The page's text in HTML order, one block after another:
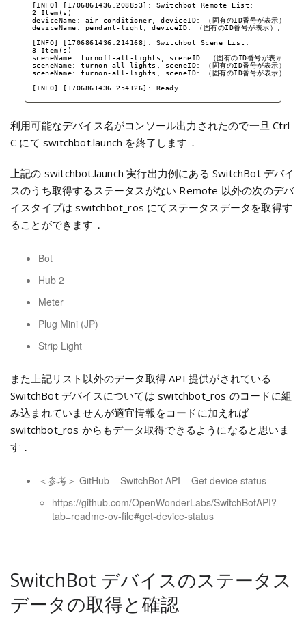
[INFO] [1706861436.208853]: Switchbot Remote List:
2 Item(s)
deviceName: air-conditioner, deviceID: （固有のID番号が表示）,
deviceName: pendant-light, deviceID: （固有のID番号が表示）,
[INFO] [1706861436.214168]: Switchbot Scene List:
3 Item(s)
sceneName: turnoff-all-lights, sceneID: （固有のID番号が表示）
sceneName: turnon-all-lights, sceneID: （固有のID番号が表示）
sceneName: turnon-all-lights, sceneID: （固有のID番号が表示）
[INFO] [1706861436.254126]: Ready.
利用可能なデバイス名がコンソール出力されたので一旦 Ctrl-
C にて switchbot.launch を終了します．
上記の switchbot.launch 実行出力例にある SwitchBot デバイ
スのうち取得するステータスがない Remote 以外の次のデバ
イスタイプは switchbot_ros にてステータスデータを取得す
ることができます．
Bot
Hub 2
Meter
Plug Mini (JP)
Strip Light
また上記リスト以外のデータ取得 API 提供がされている
SwitchBot デバイスについては switchbot_ros のコードに組
み込まれていませんが適宜情報をコードに加えれば
switchbot_ros からもデータ取得できるようになると思いま
す．
＜参考＞ GitHub – SwitchBot API – Get device status
https://github.com/OpenWonderLabs/SwitchBotAPI?
tab=readme-ov-file#get-device-status
SwitchBot デバイスのステータス
データの取得と確認